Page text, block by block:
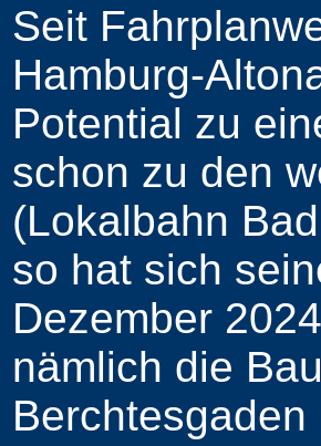
Seit
Hamburg-
Potential zu
schon zu den
(Lokalbahn
so hat sich
Dezember
nämlich die